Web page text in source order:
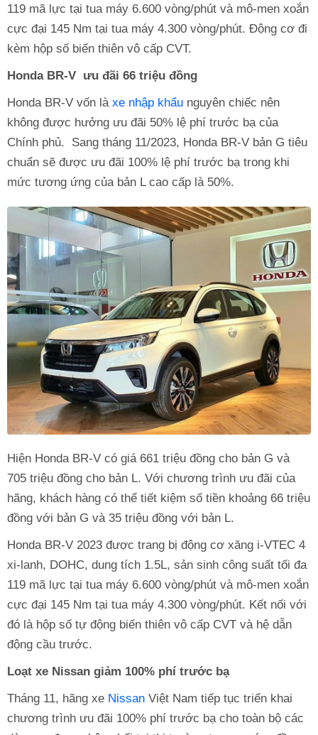
119 mã lực tại tua máy 6.600 vòng/phút và mô-men xoắn
cực đại 145 Nm tại tua máy 4.300 vòng/phút. Động cơ đi
kèm hộp số biến thiên vô cấp CVT.
Honda BR-V ưu đãi 66 triệu đồng
Honda BR-V vốn là xe nhập khẩu nguyên chiếc nên
không được hưởng ưu đãi 50% lệ phí trước bạ của
Chính phủ. Sang tháng 11/2023, Honda BR-V bản G tiêu
chuẩn sẽ được ưu đãi 100% lệ phí trước bạ trong khi
mức tương ứng của bản L cao cấp là 50%.
Hiện Honda BR-V có giá 661 triệu đồng cho bản G và
705 triệu đồng cho bản L. Với chương trình ưu đãi của
hãng, khách hàng có thể tiết kiệm số tiền khoảng 66 triệu
đồng với bản G và 35 triệu đồng với bản L.
Honda BR-V 2023 được trang bị động cơ xăng i-VTEC 4
xi-lanh, DOHC, dung tích 1.5L, sản sinh công suất tối đa
119 mã lực tại tua máy 6.600 vòng/phút và mô-men xoắn
cực đại 145 Nm tại tua máy 4.300 vòng/phút. Kết nối với
đó là hộp số tự động biến thiên vô cấp CVT và hệ dẫn
động cầu trước.
Loạt xe Nissan giảm 100% phí trước bạ
Tháng 11, hãng xe Nissan Việt Nam tiếp tục triển khai
chương trình ưu đãi 100% phí trước bạ cho toàn bộ các